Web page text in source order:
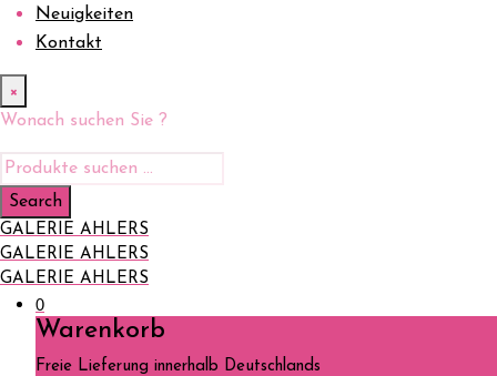
Neuigkeiten
Kontakt
×
Wonach suchen Sie ?
GALERIE AHLERS
GALERIE AHLERS
GALERIE AHLERS
0
Warenkorb
Freie Lieferung innerhalb Deutschlands